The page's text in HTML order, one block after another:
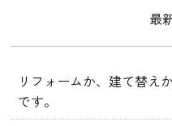
最
リフォームか、建て替え
です。